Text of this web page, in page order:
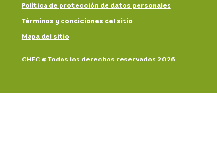
Política de protección de datos personales
Términos y condiciones del sitio
Mapa del sitio
CHEC © Todos los derechos reservados 2026